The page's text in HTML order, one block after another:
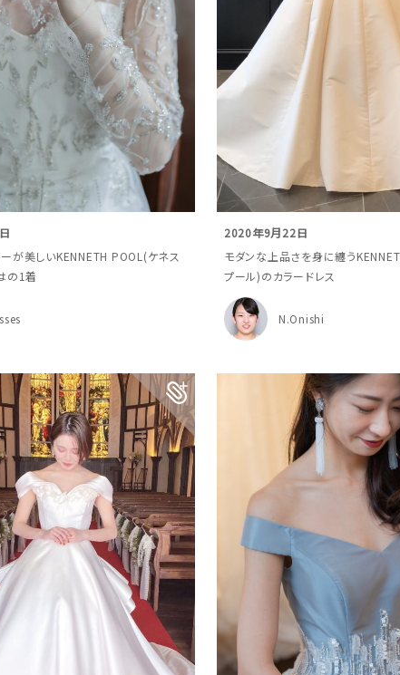
が美しいKENNETH POOL(ケネス
の1着
2020年9月22日
モダンな上品さを身に纏う
プール)のカラードレス
N.Onishi